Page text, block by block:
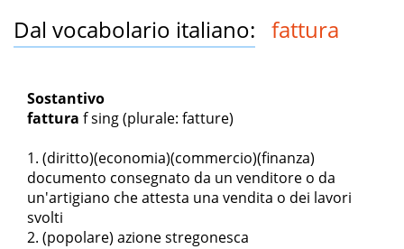
Dal vocabolario italiano: fattura
Sostantivo
fattura f sing(plurale: fatture)
(diritto)(economia)(commercio)(finanza)
documento consegnato da un venditore o da
un'artigiano che attesta una vendita o dei lavori
svolti
(popolare) azione stregonesca